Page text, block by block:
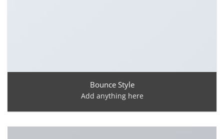
Bounce Style
Add anything here